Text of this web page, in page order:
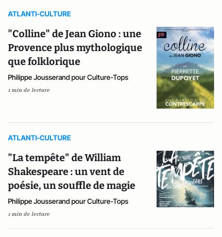
ATLANTI-CULTURE
"Colline" de Jean Giono : une
Provence plus mythologique
que folklorique
Philippe Jousserand pour Culture-Tops
1 min de lecture
ATLANTI-CULTURE
"La tempête" de William
Shakespeare : un vent de
poésie, un souffle de magie
Philippe Jousserand pour Culture-Tops
1 min de lecture